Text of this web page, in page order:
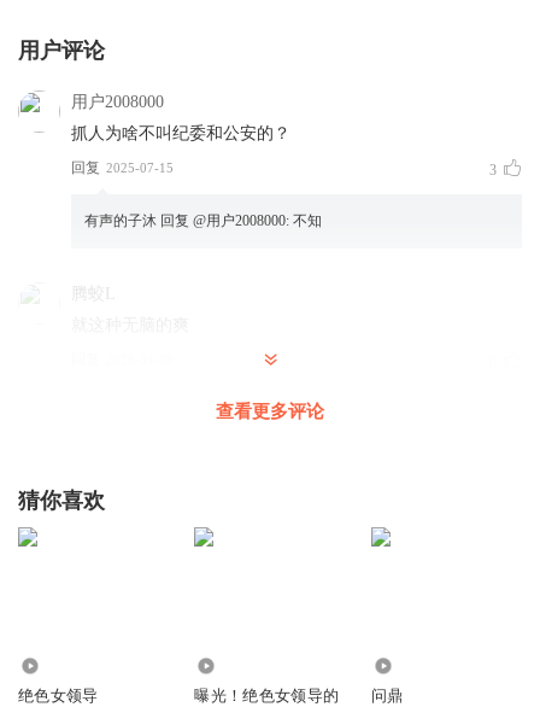
用户评论
用户2008000
抓人为啥不叫纪委和公安的？
回复 2025-07-15 3
有声的子沐 回复 @用户2008000: 不知
腾蛟L
查看更多评论
猜你喜欢
绝色女领导
曝光！绝色女领导的
问鼎